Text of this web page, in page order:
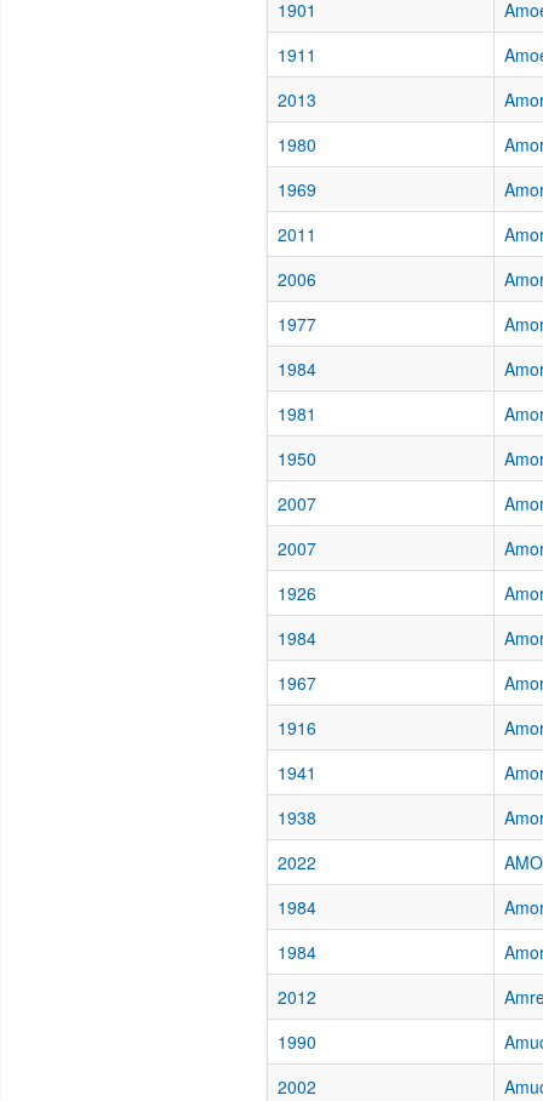
1901
1911
2013
1980
1969
2011
2006
1977
1984
1981
1950
2007
2007
1926
1984
1967
1916
1941
1938
2022
1984
1984
2012
1990
2002